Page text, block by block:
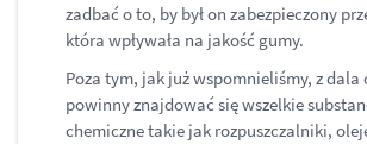
zadbać o to, by był on zabezpieczony
która wpływała na jakość gumy.
Poza tym, jak już wspomnieliśmy, z dala
powinny znajdować się wszelkie
chemiczne takie jak rozpuszczalniki,